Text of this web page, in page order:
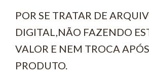
POR SE TRATAR DE
DIGITAL,NÃO FAZENDO
VALOR E NEM TROCA
PRODUTO.